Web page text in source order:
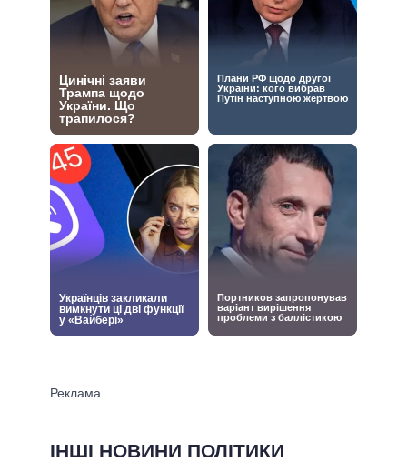
ІНШІ НОВИНИ ПОЛІТИКИ